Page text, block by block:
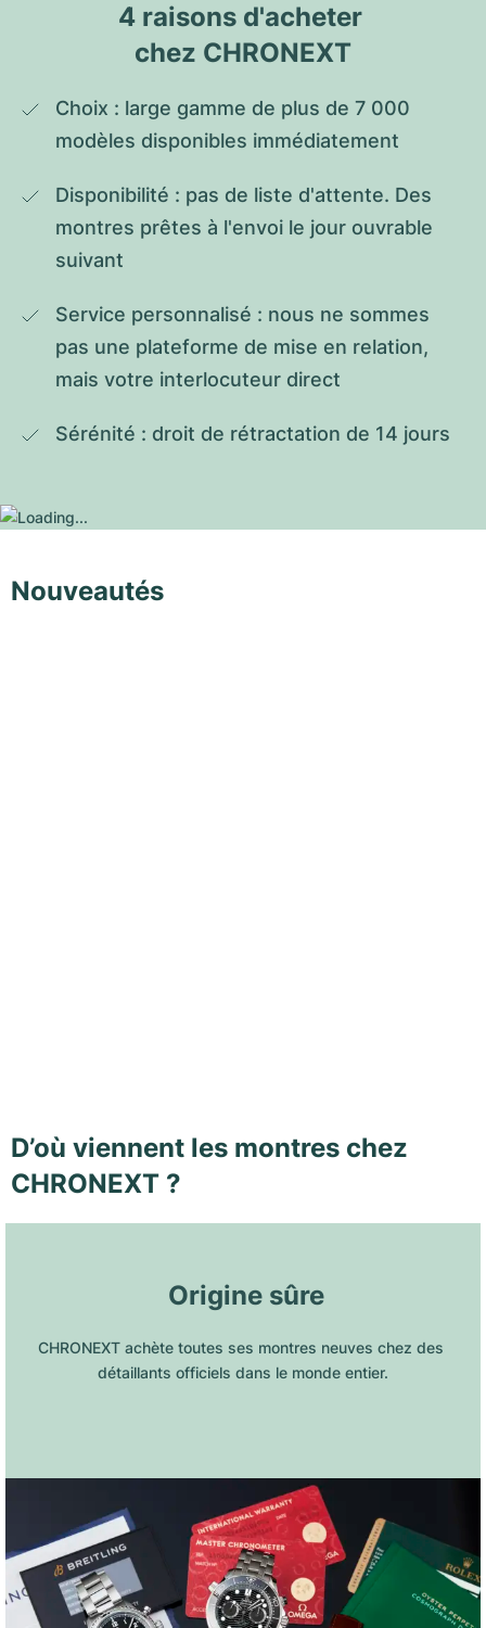
4 raisons d'acheter
chez CHRONEXT
Choix : large gamme de plus de 7 000
modèles disponibles immédiatement
Disponibilité : pas de liste d'attente. Des
montres prêtes à l'envoi le jour ouvrable
suivant
Service personnalisé : nous ne sommes
pas une plateforme de mise en relation,
mais votre interlocuteur direct
Sérénité : droit de rétractation de 14 jours
Nouveautés
D’où viennent les montres chez
CHRONEXT ?
Origine sûre
CHRONEXT achète toutes ses montres neuves chez des
détaillants officiels dans le monde entier.